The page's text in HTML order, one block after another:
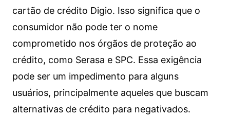
cartão de crédito Digio. Isso significa que o
consumidor não pode ter o nome
comprometido nos órgãos de proteção ao
crédito, como Serasa e SPC. Essa exigência
pode ser um impedimento para alguns
usuários, principalmente aqueles que buscam
alternativas de crédito para negativados.